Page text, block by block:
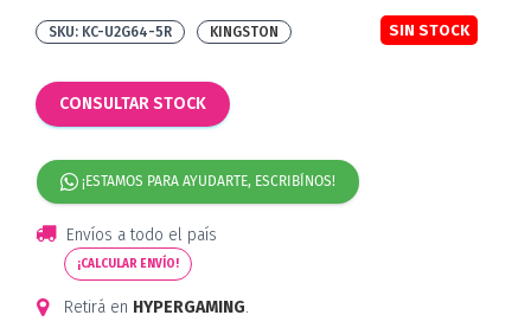
KC-U2G64-5R SIN STOCK
KINGSTON
CONSULTAR STOCK
¡ESTAMOS PARA AYUDARTE, ESCRIBÍNOS!
Envíos a todo el país
¡CALCULAR ENVÍO!
Retirá en HYPERGAMING.